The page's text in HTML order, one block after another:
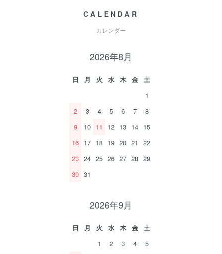
CALENDAR
カレンダー
2026年8月
日 月 火 水 木 金
土
1
2
3 4 5 6 7
8
9
10 11 12 13 14 15
16 17 18 19 20 21
22
23 24 25 26 27 28 29
30 31
2026年9月
日 月 火 水 木 金
土
1
2 3 4
5